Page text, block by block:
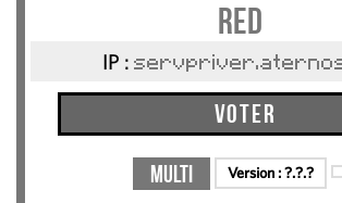
RED
IP :
Voter
Multi Version :?.?.?